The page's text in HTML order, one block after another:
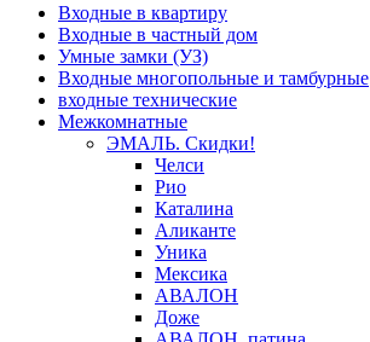
Входные в квартиру
Входные в частный дом
Умные замки (УЗ)
Входные многопольные и тамбурные
входные технические
Межкомнатные
ЭМАЛЬ. Скидки!
Челси
Рио
Каталина
Аликанте
Уника
Мексика
АВАЛОН
Доже